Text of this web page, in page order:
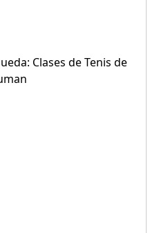
Clases de Tenis de